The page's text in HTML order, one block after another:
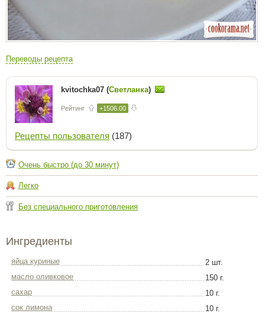
Переводы рецепта
kvitochka07 (Светланка)
Рейтинг +1506.00
Рецепты пользователя (187)
Очень быстро (до 30 минут)
Легко
Без специального приготовления
Ингредиенты
яйца куриные
2 шт.
масло оливковое
150 г.
сахар
10 г.
сок лимона
10 г.